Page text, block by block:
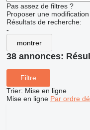
Pas assez de filtres ?
Proposer une modification
Résultats de recherche:
-
montrer
38 annonces:
Filtre
Trier: Mise en ligne
Mise en ligne Par ordre